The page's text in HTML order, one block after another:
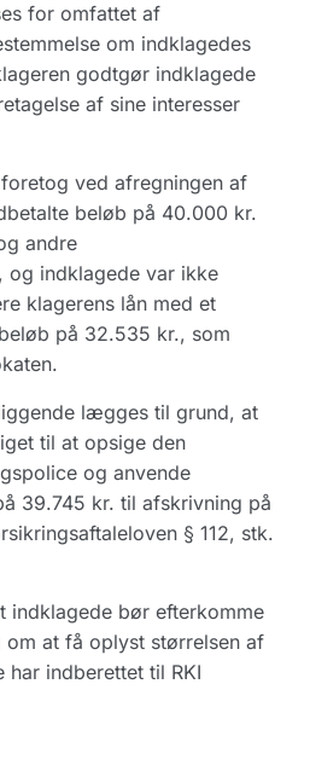
for omfattet af
om indklagedes
godtgør indklagede
af sine interesser
ved afregningen af
beløb på 40.000 kr.
andre
og indklagede var ikke
klagerens lån med et
på 32.535 kr., som
lægges til grund, at
til at opsige den
og anvende
39.745 kr. til afskrivning på
§ 112, stk.
indklagede bør efterkomme
om at få oplyst størrelsen af
indberettet til RKI